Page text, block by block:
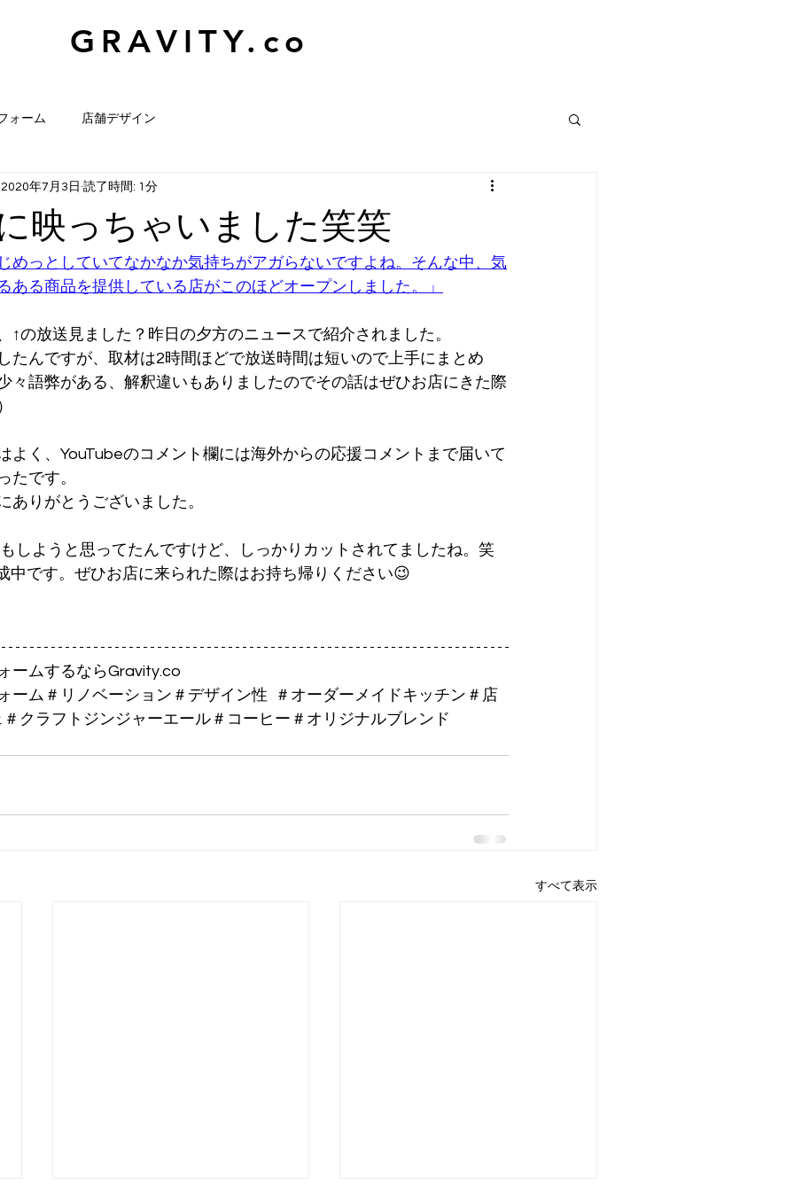
GRAVITY.co
ォーム 店舗デザイン
映っちゃいました笑笑
2020年7月3日 読了時間: 1分
めっとしていてなかなか気持ちがアガらないですよね。そんな中、気
ある商品を提供している店がこのほどオープンしました。」
↑の放送見ました？昨日の夕方のニュースで紹介されました。
たんですが、取材は2時間ほどで放送時間は短いので上手にまとめ
々語弊がある、解釈違いもありましたのでその話はぜひお店にきた際
よく、YouTubeのコメント欄には海外からの応援コメントまで届いて
たです。
ありがとうございました。
しようと思ってたんですけど、しっかりカットされてましたね。笑
中です。ぜひお店に来られた際はお持ち帰りください😉
ームするならGravity.co
ーム＃リノベーション＃デザイン性  ＃オーダーメイドキッチン＃店
クラフトジンジャーエール＃コーヒー＃オリジナルブレンド
すべて表示